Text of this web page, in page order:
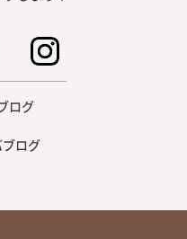
ログ
ログ